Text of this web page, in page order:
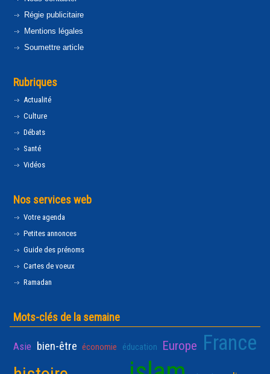
Régie publicitaire
Mentions légales
Soumettre article
Rubriques
Actualité
Culture
Débats
Santé
Vidéos
Nos services web
Votre agenda
Petites annonces
Guide des prénoms
Cartes de voeux
Ramadan
Mots-clés de la semaine
Asie bien-être économie éducation Europe France